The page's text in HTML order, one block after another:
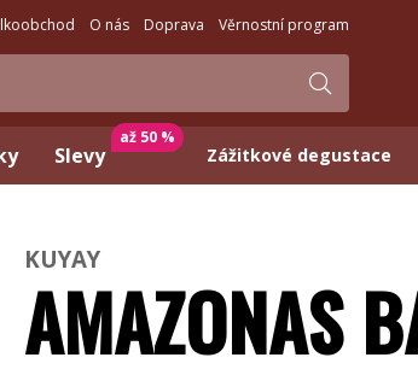
O nás Doprava Věrnostní program
Slevy
až 50 %
Zážitkové degustace
KUYAY
AMAZONAS